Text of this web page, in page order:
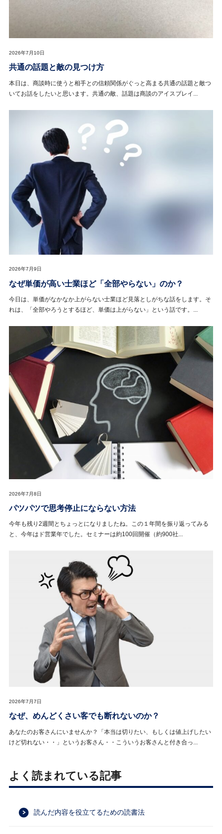
2026年7月10日
共通の話題と敵の見つけ方
本日は、商談時に使うと相手との信頼関係がぐっと高まる共通の話題と敵つ
いてお話をしたいと思います。共通の敵、話題は商談のアイスブレイ...
2026年7月9日
なぜ単価が高い士業ほど「全部やらない」のか？
今日は、単価がなかなか上がらない士業ほど見落としがちな話をします。そ
れは、「全部やろうとするほど、単価は上がらない」という話です。...
2026年7月8日
パツパツで思考停止にならない方法
今年も残り2週間とちょっとになりましたね。この１年間を振り返ってみる
と、今年はド営業年でした。セミナーは約100回開催（約900社...
2026年7月7日
なぜ、めんどくさい客でも断れないのか？
あなたのお客さんにいませんか？「本当は切りたい、もしくは値上げしたい
けど切れない・・」というお客さん・・こういうお客さんと付き合っ...
よく読まれている記事
読んだ内容を役立てるための読書法